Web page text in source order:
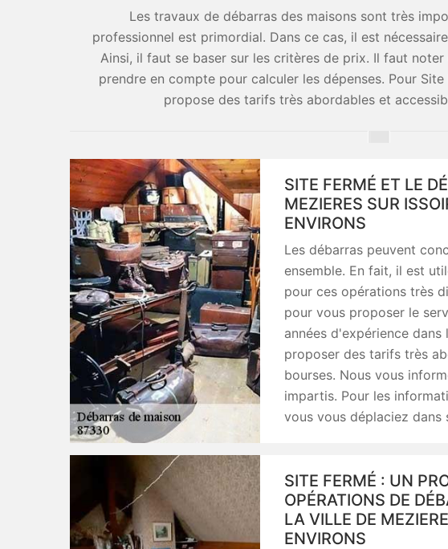
Les travaux de débarras des maisons sont très
professionnel est primordial. Dans ce cas, il est
Ainsi, il faut se baser sur les critères de prix. Il faut
prendre en compte pour calculer les dépenses. Pour
propose des tarifs très abordables et
SITE FERMÉ ET LE
MEZIERES SUR
ENVIRONS
Les débarras peuvent
ensemble. En fait, il est
pour ces opérations très
pour vous proposer le
années d'expérience
proposer des tarifs très
bourses. Nous vous
impartis. Pour les
vous vous déplaciez dans
SITE FERMÉ : UN
OPÉRATIONS DE
LA VILLE DE
ENVIRONS